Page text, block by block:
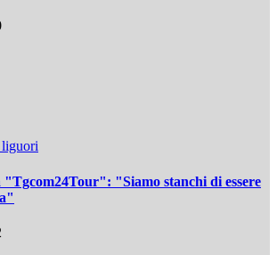
liguori
"Tgcom24Tour": "Siamo stanchi di essere